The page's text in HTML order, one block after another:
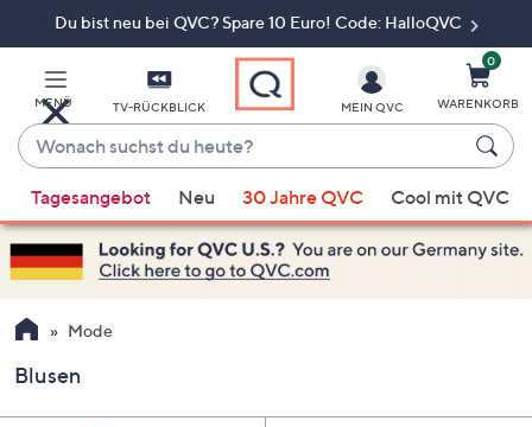
Du bist neu bei QVC? Spare 10 Euro! Code: HalloQVC
MENÜ TV-RÜCKBLICK
Wonach
suchst
du
heute?
Vorschläge
verfügbar
sind,
verwenden
Sie
Pfeiltasten
nach
MEIN QVC
0
WARENKORB
Tagesangebot Neu 30 Jahre QVC Cool mit QVC
Mode
Blusen